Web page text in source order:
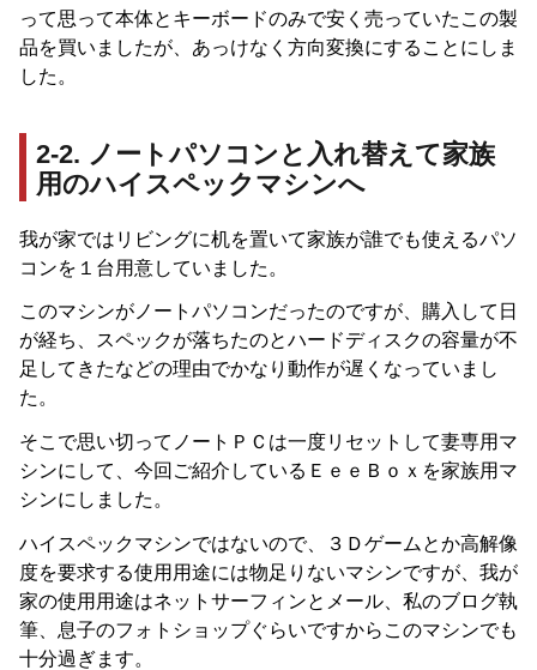
って思って本体とキーボードのみで安く売っていたこの製
品を買いましたが、あっけなく方向変換にすることにしま
した。
2-2. ノートパソコンと入れ替えて家族
用のハイスペックマシンへ
我が家ではリビングに机を置いて家族が誰でも使えるパソ
コンを１台用意していました。
このマシンがノートパソコンだったのですが、購入して日
が経ち、スペックが落ちたのとハードディスクの容量が不
足してきたなどの理由でかなり動作が遅くなっていまし
た。
そこで思い切ってノートＰＣは一度リセットして妻専用マ
シンにして、今回ご紹介しているＥｅｅＢｏｘを家族用マ
シンにしました。
ハイスペックマシンではないので、３Ｄゲームとか高解像
度を要求する使用用途には物足りないマシンですが、我が
家の使用用途はネットサーフィンとメール、私のブログ執
筆、息子のフォトショップぐらいですからこのマシンでも
十分過ぎます。